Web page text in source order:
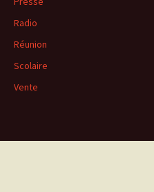
Radio
Réunion
Scolaire
Vente